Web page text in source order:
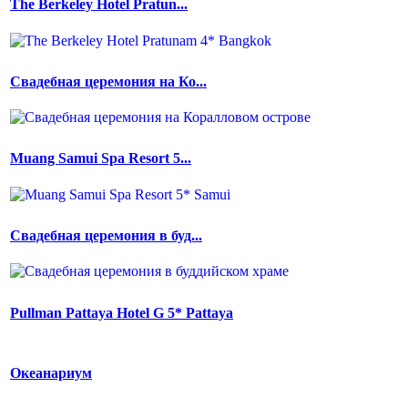
The Berkeley Hotel Pratun...
Свадебная церемония на Ко...
Muang Samui Spa Resort 5...
Свадебная церемония в буд...
Pullman Pattaya Hotel G 5* Pattaya
Океанариум